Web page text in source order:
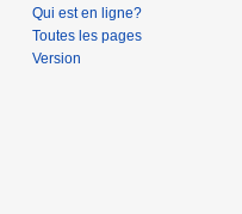
Qui est en ligne?
Toutes les pages
Version